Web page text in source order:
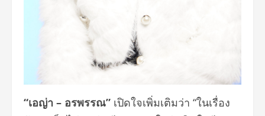
“เอญ่า – อรพรรณ” เปิดใจเพิ่มเติมว่า “ในเรื่อง